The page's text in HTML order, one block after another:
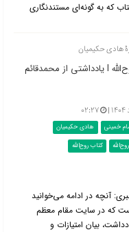
که به گونه‌ای مستندنگاری
هادی حکیمیان
مردم و روح‌الله l یادداشتی از محمدقائم
۰۲:۲۷
خمینی
هادی حکیمیان
روح‌الله
کتاب روح‌الله
آنچه در ادامه می‌خوانید
که در سایت مقام معظم
بیان امتیازات و